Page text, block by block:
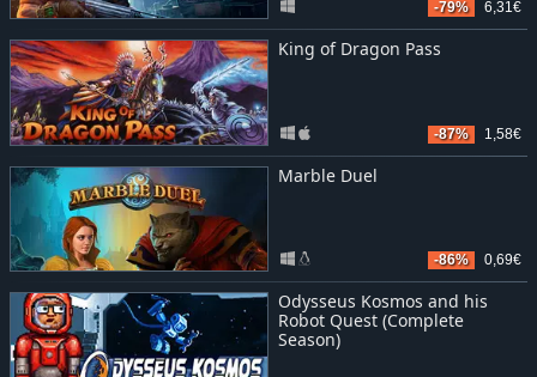
-79% 6,31€
King of Dragon Pass
-87% 1,58€
Marble Duel
-86% 0,69€
Odysseus Kosmos and his
Robot Quest (Complete
Season)